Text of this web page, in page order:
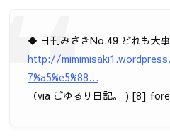
◆ 日刊みさきNo.49 どれも大事
http://
7%a5%e5%88…
（via ごゆるり日記。 ) [8]